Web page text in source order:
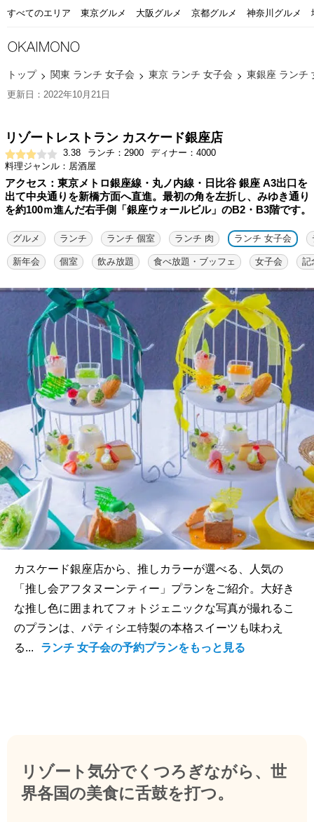
すべてのエリア 東京グルメ 大阪グルメ 京都グルメ 神奈川グルメ
トップ 関東 ランチ 女子会 東京 ランチ 女子会 東銀座 ランチ
更新日：2022年10月21日
リゾートレストラン カスケード銀座店
3.38 ランチ：2900
ディナー：4000
料理ジャンル：居酒屋
アクセス：東京メトロ銀座線・丸ノ内線・日比谷 銀座 A3出口を
出て中央通りを新橋方面へ直進。最初の角を左折し、みゆき通り
を約100ｍ進んだ右手側「銀座ウォールビル」のB2・B3階です。
グルメ ランチ ランチ 個室 ランチ 肉 ランチ 女子会
新年会 個室 飲み放題 食べ放題・ブッフェ 女子会 記
カスケード銀座店から、推しカラーが選べる、人気の
「推し会アフタヌーンティー」プランをご紹介。大好き
な推し色に囲まれてフォトジェニックな写真が撮れるこ
のプランは、パティシエ特製の本格スイーツも味わえ
る...
ランチ 女子会の予約プランをもっと見る
リゾート気分でくつろぎながら、世
界各国の美食に舌鼓を打つ。